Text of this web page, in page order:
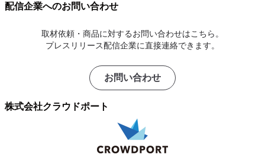
配信企業へのお問い合わせ
取材依頼・商品に対するお問い合わせはこちら。
プレスリリース配信企業に直接連絡できます。
お問い合わせ
株式会社クラウドポート